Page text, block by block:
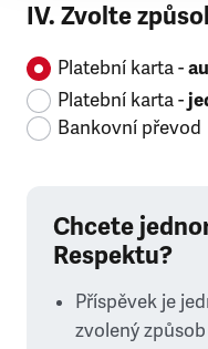
IV. Zvolte
Platební karta -
Platební karta -
Bankovní převod
Chcete
Respektu?
Příspěvek je
zvolený